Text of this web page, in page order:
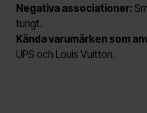
Negativa associationer:
tungt.
Kända varumärken som
UPS och Louis Vuitton.